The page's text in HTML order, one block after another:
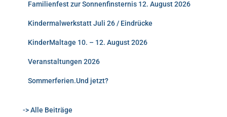
Familienfest zur Sonnenfinsternis 12. August 2026
Kindermalwerkstatt Juli 26 / Eindrücke
KinderMaltage 10. – 12. August 2026
Veranstaltungen 2026
Sommerferien.Und jetzt?
-> Alle Beiträge